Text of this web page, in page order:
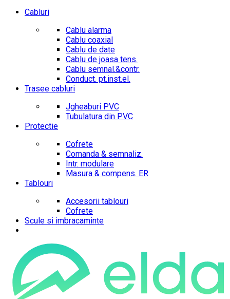
Cabluri
Cablu alarma
Cablu coaxial
Cablu de date
Cablu de joasa tens.
Cablu semnal.&contr.
Conduct. pt.inst.el.
Trasee cabluri
Jgheaburi PVC
Tubulatura din PVC
Protectie
Cofrete
Comanda & semnaliz.
Intr. modulare
Masura & compens. ER
Tablouri
Accesorii tablouri
Cofrete
Scule si imbracaminte